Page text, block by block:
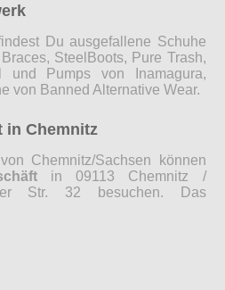
Du ausgefallene Schuhe
SteelBoots, Pure Trash,
und Pumps von Inamagura,
von Banned Alternative Wear.
in Chemnitz
Chemnitz/Sachsen können
in 09113 Chemnitz /
Str. 32 besuchen. Das